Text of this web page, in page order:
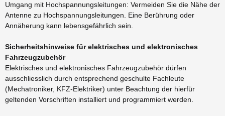
Umgang mit Hochspannungsleitungen: Vermeiden Sie die Nähe der
Antenne zu Hochspannungsleitungen. Eine Berührung oder
Annäherung kann lebensgefährlich sein.
Sicherheitshinweise für elektrisches und elektronisches
Fahrzeugzubehör
Elektrisches und elektronisches Fahrzeugzubehör dürfen
ausschliesslich durch entsprechend geschulte Fachleute
(Mechatroniker, KFZ-Elektriker) unter Beachtung der hierfür
geltenden Vorschriften installiert und programmiert werden.